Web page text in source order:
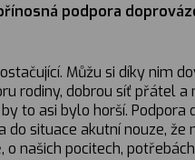
podpora
Můžu si díky nim
rodiny, dobrou síť přátel
to asi bylo horší.
situace akutní nouze,
našich pocitech,